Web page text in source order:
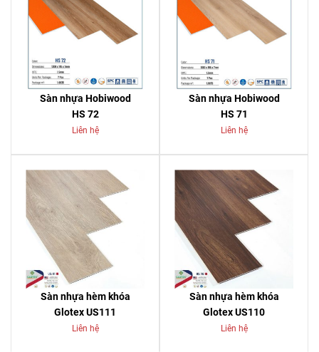
Sàn nhựa Hobiwood
HS 72
Liên hệ
Sàn nhựa Hobiwood
HS 71
Liên hệ
Sàn nhựa hèm khóa
Glotex US111
Liên hệ
Sàn nhựa hèm khóa
Glotex US110
Liên hệ